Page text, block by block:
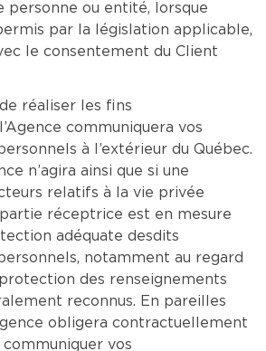
personne ou entité, lorsque
par la législation applicable,
le consentement du Client
réaliser les fins
communiquera vos
à l’extérieur du Québec.
n’agira ainsi que si une
relatifs à la vie privée
réceptrice est en mesure
adéquate desdits
notamment au regard
des renseignements
reconnus. En pareilles
obligera contractuellement
communiquer vos